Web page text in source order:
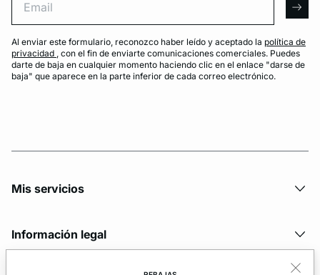
Al enviar este formulario, reconozco haber leído y aceptado la política de
privacidad , con el fin de enviarte comunicaciones comerciales. Puedes
darte de baja en cualquier momento haciendo clic en el enlace "darse de
baja" que aparece en la parte inferior de cada correo electrónico.
Mis servicios
Información legal